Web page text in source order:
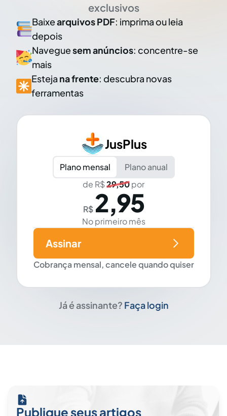
exclusivos
Baixearquivos PDF: imprima ou leia
depois
Naveguesem anúncios: concentre-se
mais
Esteja na frente: descubra novas
ferramentas
JusPlus
Plano mensal
Plano anual
de R$29,50por
R$ 2,95
No primeiro mês
Cobrança mensal, cancele quando quiser
Assinar
Já é assinante? Faça login
Publique seus artigos